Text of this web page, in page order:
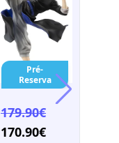
Pré-
Reserva
179.90€
170.90€